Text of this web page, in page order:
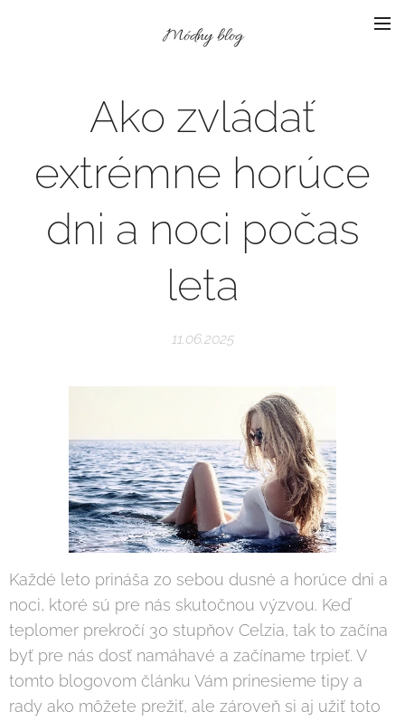
Módny blog
Ako zvládať
extrémne horúce
dni a noci počas
leta
11.06.2025
Každé leto prináša zo sebou dusné a horúce dni a
noci, ktoré sú pre nás skutočnou výzvou. Keď
teplomer prekročí 30 stupňov Celzia, tak to začína
byť pre nás dosť namáhavé a začíname trpieť. V
tomto blogovom článku Vám prinesieme tipy a
rady ako môžete prežiť, ale zároveň si aj užiť toto